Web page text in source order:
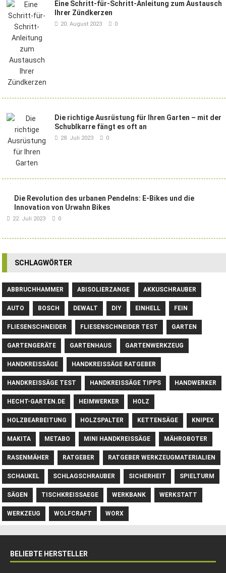
Eine Schritt-für-Schritt-Anleitung zum Austausch
Ihrer Zündkerzen
20. August 2023 0
Die richtige Ausrüstung für Ihren Garten – mit der
Schublkarre fängt es oft an
28. Juli 2023 0
Die Revolution des urbanen Pendelns: E-Bikes und die
Innovation von Urwahn Bikes
22. Juli 2023 0
SCHLAGWÖRTER
ABBRUCHHAMMER ABISOLIERZANGE AKKUSCHRAUBER
AUTO BOSCH DEWALT DIY EINHELL FEIN
FLIESENSCHNEIDER FLIESENSCHNEIDER TEST GARTEN
GARTENGERÄTE GARTENHAUS GARTENWERKZEUG
HANDKREISSÄGE HANDKREISSÄGE RATGEBER
HANDKREISSÄGE TEST HANDKREISSÄGE TIPPS HANDWERKER
HECHT-GARTEN.DE HEIMWERKER HOLZ
HOLZBEARBEITUNG HOLZSPALTER KETTENSÄGE KNIPEX
MAKITA METABO MINI HANDKREISSÄGE MÄHROBOTER
RASENMÄHER RATGEBER RATGEBER WERKZEUGMATERIALIEN
SCHAUKEL SCHLAGSCHRAUBER SICHERHEIT SPIELTURM
SÄGEN TISCHKREISSAEGE WERKBANK WERKSTATT
WERKZEUG WOLFCRAFT WORX
BELIEBTE HERSTELLER